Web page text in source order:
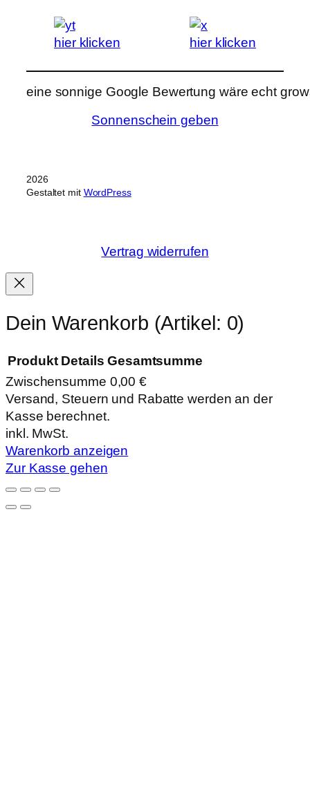
hier klicken hier klicken
eine sonnige Google Bewertung wäre echt
Sonnenschein geben
2026
Gestaltet mit WordPress
Vertrag widerrufen
Dein Warenkorb (Artikel: 0)
Produkte
im
Warenkorb
Produkt Details Gesamtsumme
Zwischensumme 0,00 €
Versand, Steuern und Rabatte werden an der
Kasse berechnet.
inkl. MwSt.
Warenkorb anzeigen
Zur Kasse gehen